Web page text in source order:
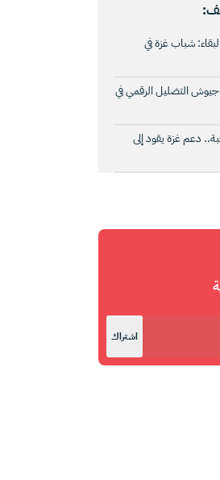
شباب غزة في
التضليل الرقمي في
دعم غزة يقود إلى
اشتراك